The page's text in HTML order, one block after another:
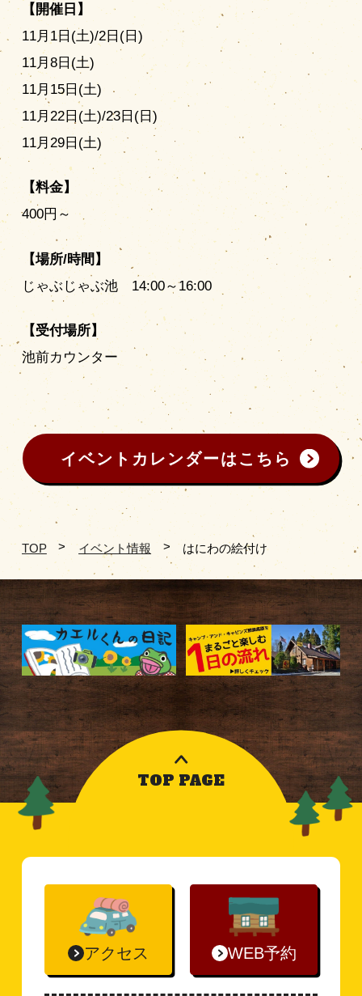
【開催日】
11月1日(土)/2日(日)
11月8日(土)
11月15日(土)
11月22日(土)/23日(日)
11月29日(土)
【料金】
400円～
【場所/時間】
じゃぶじゃぶ池 14:00～16:00
【受付場所】
池前カウンター
イベントカレンダーはこちら
TOP イベント情報 はにわの絵付け
TOP PAGE
アクセス WEB予約